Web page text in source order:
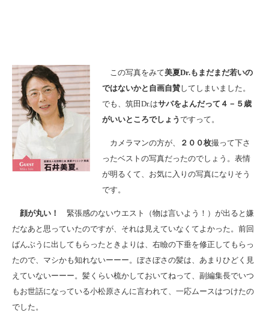
この写真をみて美夏Dr.もまだまだ若いの
ではないかと自画自賛してしまいました。
でも、筑田Dr.はサバをよんだって４－５歳
がいいところでしょう ですって。
カメラマンの方が、 ２００枚撮って下さ
ったベストの写真だったのでしょう。表情
が明るくて、お気に入りの写真になりそう
です。
顔が丸い！
緊張感のないウエスト（物は言いよう！）が出ると嫌
だなあと思っていたのですが、それは見えていなくてよかった。前回
ばんぶうに出してもらったときよりは、右瞼の下垂を修正してもらっ
たので、マシかも知れないーーー。ぼさぼさの髪は、あまりひどく見
えていないーーー。髪くらい梳かしておいてねって、副編集長でいつ
もお世話になっている小松原さんに言われて、一応ムースはつけたの
でした。